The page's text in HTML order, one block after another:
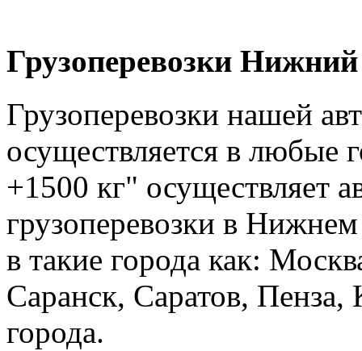
Грузоперевозки
Грузоперевозки нашей
осуществляется в любые
+1500 кг" осуществляет
грузоперевозки в
в такие города как:
Саранск, Саратов, Пенза,
города.